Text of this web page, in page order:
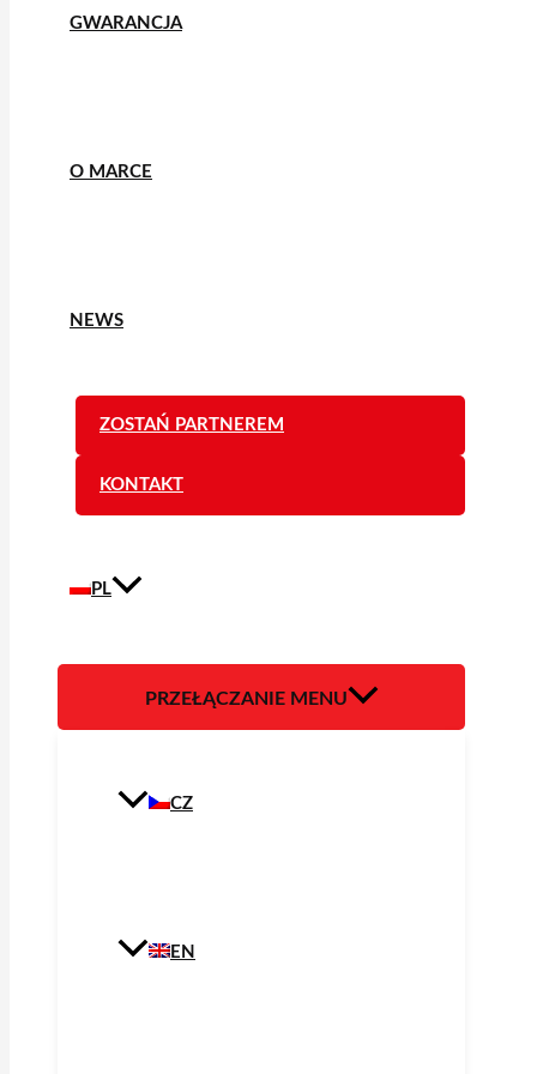
GWARANCJA
O MARCE
NEWS
ZOSTAŃ PARTNEREM
KONTAKT
PL
PRZEŁĄCZANIE MENU
CZ
EN